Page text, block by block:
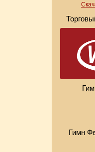
Гимн